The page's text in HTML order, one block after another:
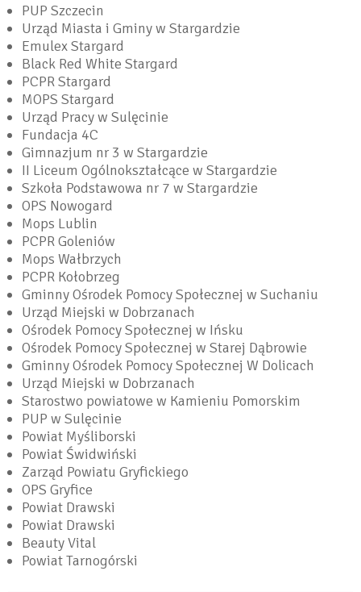
PUP Szczecin
Urząd Miasta i Gminy w Stargardzie
Emulex Stargard
Black Red White Stargard
PCPR Stargard
MOPS Stargard
Urząd Pracy w Sulęcinie
Fundacja 4C
Gimnazjum nr 3 w Stargardzie
II Liceum Ogólnokształcące w Stargardzie
Szkoła Podstawowa nr 7 w Stargardzie
OPS Nowogard
Mops Lublin
PCPR Goleniów
Mops Wałbrzych
PCPR Kołobrzeg
Gminny Ośrodek Pomocy Społecznej w Suchaniu
Urząd Miejski w Dobrzanach
Ośrodek Pomocy Społecznej w Ińsku
Ośrodek Pomocy Społecznej w Starej Dąbrowie
Gminny Ośrodek Pomocy Społecznej W Dolicach
Urząd Miejski w Dobrzanach
Starostwo powiatowe w Kamieniu Pomorskim
PUP w Sulęcinie
Powiat Myśliborski
Powiat Świdwiński
Zarząd Powiatu Gryfickiego
OPS Gryfice
Powiat Drawski
Powiat Drawski
Beauty Vital
Powiat Tarnogórski